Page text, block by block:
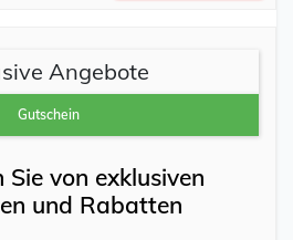
Angebote
Gutschein
von exklusiven
und Rabatten